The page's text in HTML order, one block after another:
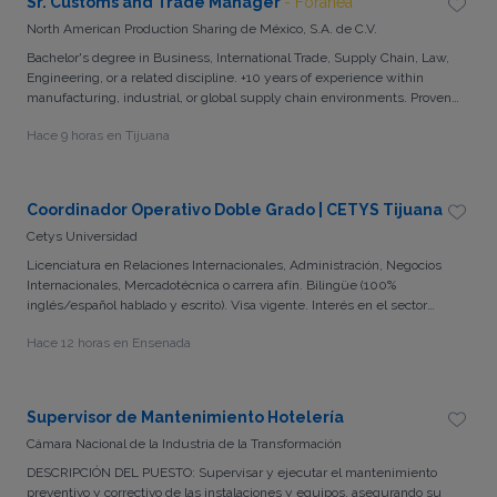
North American Production Sharing de México, S.A. de C.V.
Bachelor's degree in Business, International Trade, Supply Chain, Law,
Engineering, or a related discipline. +10 years of experience within
manufacturing, industrial, or global supply chain environments. Proven
understanding of Mexican customs regulations, international trade
compliance programs. Experience interacting directly with corporate
executives and multinational leadership teams. Strong analytical,
Hace 9 horas en Tijuana
Coordinador Operativo Doble Grado | CETYS Tijuana
Cetys Universidad
Licenciatura en Relaciones Internacionales, Administración, Negocios
Internacionales, Mercadotécnica o carrera afín. Bilingüe (100%
inglés/español hablado y escrito). Visa vigente. Interés en el sector
herramientas como Gmail, Google Drive, Zoom, Teams y Outlook.
Hace 12 horas en Ensenada
Supervisor de Mantenimiento Hotelería
Cámara Nacional de la Industria de la Transformación
DESCRIPCIÓN DEL PUESTO: Supervisar y ejecutar el mantenimiento
preventivo y correctivo de las instalaciones y equipos, asegurando su